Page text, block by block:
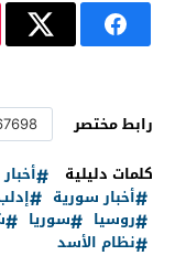
رابط مختصر
كلمات دليلية
أخبار
أخبار سورية
روسيا
سوريا
نظام الأسد